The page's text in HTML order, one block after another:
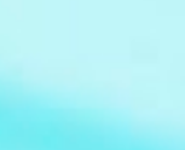
Jeannie at